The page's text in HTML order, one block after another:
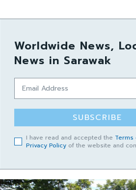
Worldwide News,
News in Sarawak
SUBSCRIBE
I have read and accepted the Terms
Privacy Policy of the website and